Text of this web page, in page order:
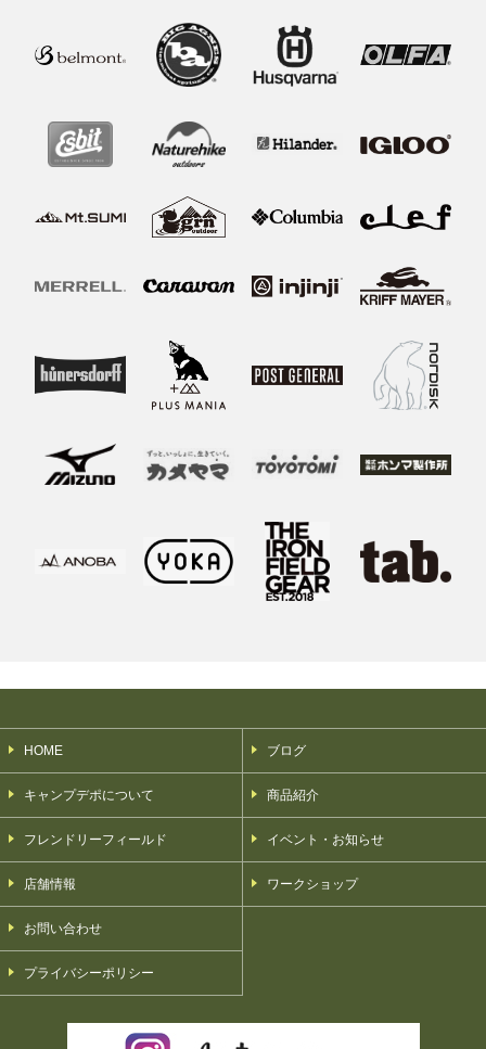
HOME
キャンプデポについて
フレンドリーフィールド
店舗情報
お問い合わせ
プライバシーポリシー
ブログ
商品紹介
イベント・お知らせ
ワークショップ